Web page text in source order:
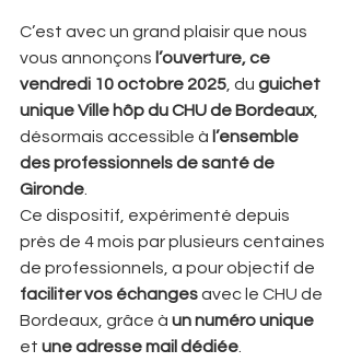
C’est avec un grand plaisir que nous
vous annonçons l’ouverture, ce
vendredi 10 octobre 2025 , du guichet
unique Ville hôp du CHU de Bordeaux,
désormais accessible à l’ensemble
des professionnels de santé de
Gironde
Ce dispositif, expérimenté depuis
près de 4 mois par plusieurs centaines
de professionnels, a pour objectif de
faciliter vos échanges avec le CHU de
Bordeaux, grâce à un numéro unique
et une adresse mail dédiée